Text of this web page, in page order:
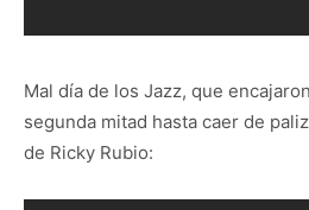
Mal día de los Jazz, que
segunda mitad hasta caer de
de Ricky Rubio: